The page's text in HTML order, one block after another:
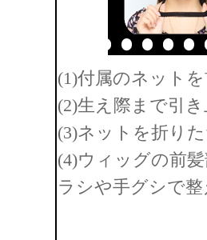
(1)付属のネット
(2)生え際まで引
(3)ネットを折り
(4)ウィッグの前
ラシや手グシで